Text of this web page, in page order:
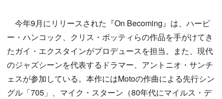
今年9月にリリースされた『On Becoming』は、ハービ
ー・ハンコック、クリス・ボッティらの作品を手がけてき
たガイ・エクスタインがプロデュースを担当。また、現代
のジャズシーンを代表するドラマー、アントニオ・サンチ
ェスが参加している。本作にはMotoの作曲による先行シン
グル「705」、マイク・スターン（80年代にマイルス・デ